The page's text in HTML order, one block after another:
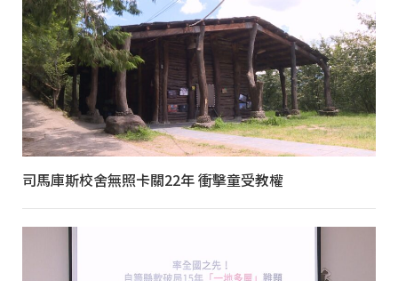
司馬庫斯校舍無照卡關22年 衝擊童受教權